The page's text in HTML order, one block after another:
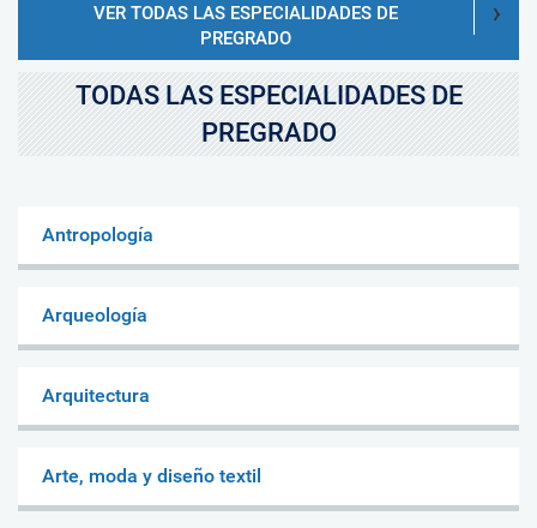
VER TODAS LAS ESPECIALIDADES DE
PREGRADO
TODAS LAS ESPECIALIDADES DE
PREGRADO
Antropología
Arqueología
Arquitectura
Arte, moda y diseño textil